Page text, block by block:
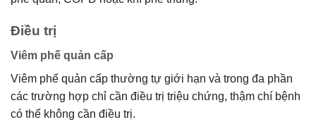
Điều trị
Viêm phế quản cấp
Viêm phế quản cấp thường tự giới hạn và trong đa phần
các trường hợp chỉ cần điều trị triệu chứng, thậm chí bệnh
có thể không cần điều trị.